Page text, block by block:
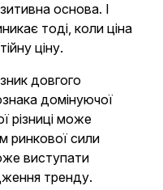
основа. І
тоді, коли ціна
ціну.
довгого
домінуючої
різниці може
ринкової сили
виступати
тренду.